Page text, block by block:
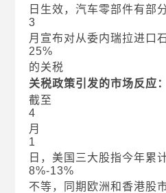
日生效，汽车零部件有部
3
月宣布对从委内瑞拉进口
25%
的关税
关税政策引发的市场反应：
截至
4
月
1
日，美国三大股指今年累
8%-13%
不等，同期欧洲和香港股